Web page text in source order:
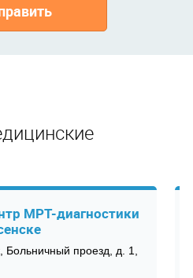
МРТ-диагностики
Больничный проезд, д. 1,